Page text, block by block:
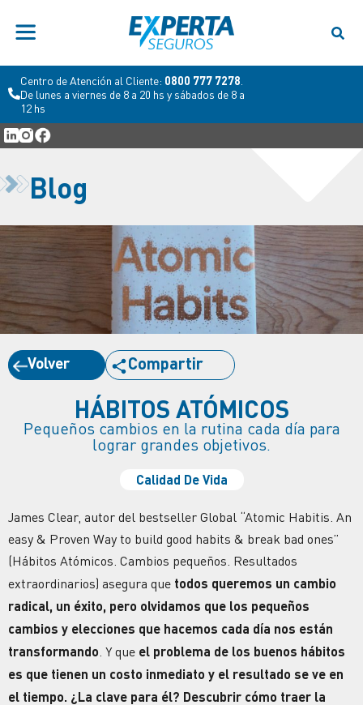
Centro de Atención al Productor:
6060. De lunes a viernes de 9 a 18 hs.
Blog
Volver Compartir
HÁBITOS ATÓMICOS
Pequeños cambios en la rutina cada día para
lograr grandes objetivos.
Calidad De Vida
James Clear, autor del bestseller Global “Atomic Habitis. An
easy & Proven Way to build good habits & break bad ones”
(Hábitos Atómicos. Cambios pequeños. Resultados
extraordinarios) asegura que todos queremos un cambio
radical, un éxito, pero olvidamos que los pequeños
cambios y elecciones que hacemos cada día nos están
transformando . Y que el problema de los buenos hábitos
es que tienen un costo inmediato y el resultado se ve en
el tiempo. ¿La clave para él? Descubrir cómo traer la